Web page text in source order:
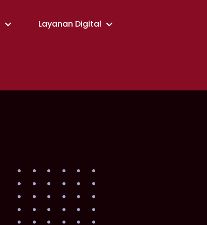
Layanan Digital